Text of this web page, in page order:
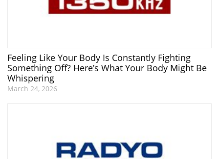
Feeling Like Your Body Is Constantly Fighting
Something Off? Here’s What Your Body Might Be
Whispering
March 24, 2026